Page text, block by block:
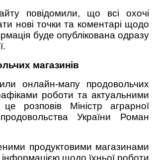
мами:
в
повідомили, що всі охочі
нові точки та коментарі щодо
буде опублікована одразу
магазинів
онлайн-мапу продовольчих
роботи та актуальними
це розповів Міністр аграрної
України Роман
продуктовими магазинами
щодо їхньої роботи